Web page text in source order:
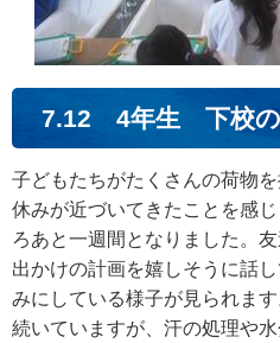
7.12 4年生 下校の
子どもたちがたくさんの荷物
休みが近づいてきたことを感
ろあと一週間となりました。
出かけの計画を嬉しそうに話
みにしている様子が見られま
続いていますが、汗の処理や